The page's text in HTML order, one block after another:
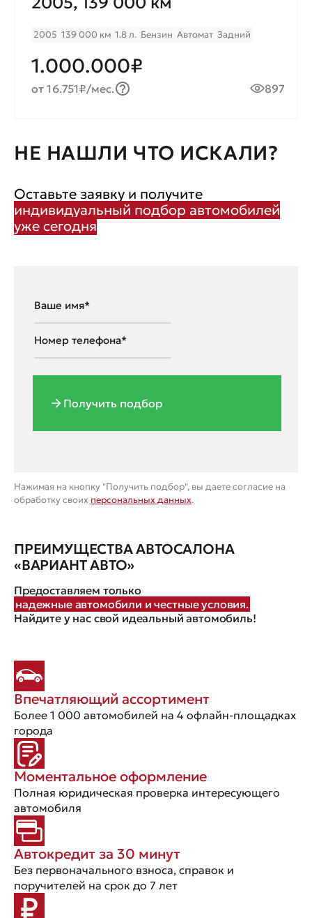
2005 139 000 км 1.8 л. Бензин Автомат Задний
1.000.000₽
от 16.751₽/мес. 897
НЕ НАШЛИ ЧТО ИСКАЛИ?
Оставьте заявку и получите
индивидуальный подбор автомобилей
уже сегодня
Получить подбор
Нажимая на кнопку "Получить подбор", вы даете согласие на
обработку своих персональных данных.
ПРЕИМУЩЕСТВА АВТОСАЛОНА
«ВАРИАНТ АВТО»
Предоставляем только
надежные автомобили и честные условия.
Найдите у нас свой идеальный автомобиль!
Впечатляющий ассортимент
Более 1 000 автомобилей на 4 офлайн-площадках
города
Моментальное оформление
Полная юридическая проверка интересующего
автомобиля
Автокредит за 30 минут
Без первоначального взноса, справок и
поручителей на срок до 7 лет